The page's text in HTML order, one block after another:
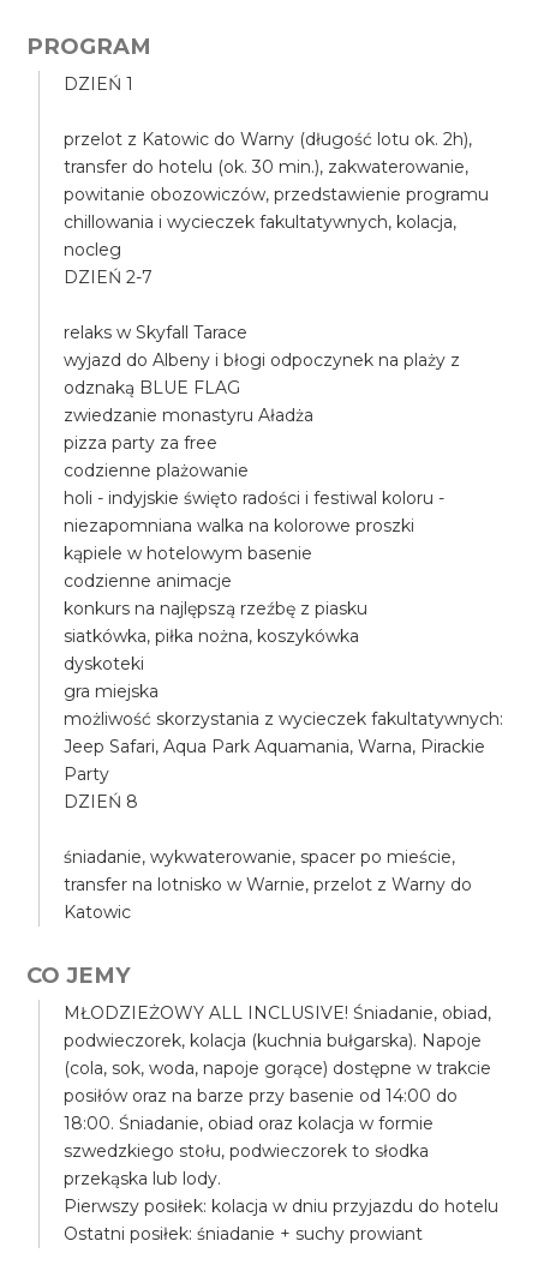
PROGRAM
DZIEŃ 1
przelot z Katowic do Warny (długość lotu ok. 2h),
transfer do hotelu (ok. 30 min.), zakwaterowanie,
powitanie obozowiczów, przedstawienie programu
chillowania i wycieczek fakultatywnych, kolacja,
nocleg
DZIEŃ 2-7
relaks w Skyfall Tarace
wyjazd do Albeny i błogi odpoczynek na plaży z
odznaką BLUE FLAG
zwiedzanie monastyru Aładża
pizza party za free
codzienne plażowanie
holi - indyjskie święto radości i festiwal koloru -
niezapomniana walka na kolorowe proszki
kąpiele w hotelowym basenie
codzienne animacje
konkurs na najlępszą rzeźbę z piasku
siatkówka, piłka nożna, koszykówka
dyskoteki
gra miejska
możliwość skorzystania z wycieczek fakultatywnych:
Jeep Safari, Aqua Park Aquamania, Warna, Pirackie
Party
DZIEŃ 8
śniadanie, wykwaterowanie, spacer po mieście,
transfer na lotnisko w Warnie, przelot z Warny do
Katowic
CO JEMY
MŁODZIEŻOWY ALL INCLUSIVE! Śniadanie, obiad,
podwieczorek, kolacja (kuchnia bułgarska). Napoje
(cola, sok, woda, napoje gorące) dostępne w trakcie
posiłów oraz na barze przy basenie od 14:00 do
18:00. Śniadanie, obiad oraz kolacja w formie
szwedzkiego stołu, podwieczorek to słodka
przekąska lub lody.
Pierwszy posiłek: kolacja w dniu przyjazdu do hotelu
Ostatni posiłek: śniadanie + suchy prowiant